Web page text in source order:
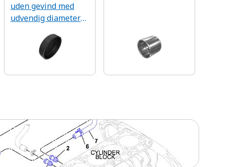
uden gevind med
udvendig diameter